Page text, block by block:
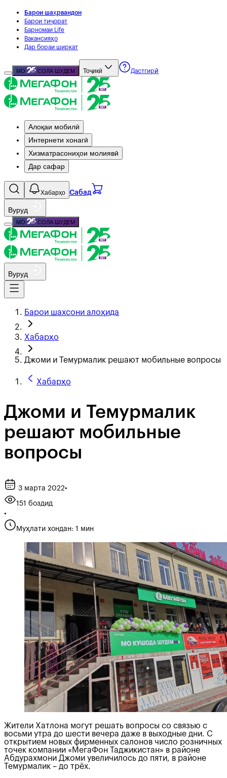
Барои шаҳрвандон
Барои тиҷорат
Барномаи Life
Вакансияҳо
Дар бораи ширкат
МО СОЛА ШУДЕМ Тоҷикӣ Дастгирӣ
Алоқаи мобилӣ
Интернети хонагӣ
Хизматрасониҳои молиявӣ
Дар сафар
Хабарҳо Сабад
Вуруд
МО СОЛА ШУДЕМ
Вуруд
Барои шахсони алоҳида
Хабарҳо
Джоми и Темурмалик решают мобильные вопросы
Хабарҳо
Джоми и Темурмалик
решают мобильные
вопросы
3 марта 2022•
151 боздид
•
Муҳлати хондан: 1 мин
Жители Хатлона могут решать вопросы со связью с
восьми утра до шести вечера даже в выходные дни. С
открытием новых фирменных салонов число розничных
точек компании «МегаФон Таджикистан» в районе
Абдурахмони Джоми увеличилось до пяти, в районе
Темурмалик – до трёх.